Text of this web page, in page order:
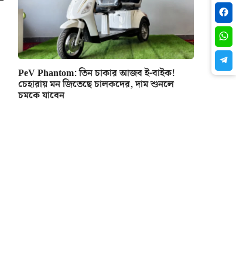
PeV Phantom: তিন চাকার আজব ই-বাইক!
চেহারায় মন জিতেছে চালকদের, দাম শুনলে
চমকে যাবেন